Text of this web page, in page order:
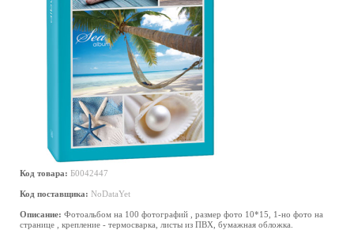
Код товара: Б0042447
Код поставщика: NoDataYet
Описание: Фотоальбом на 100 фотографий , размер фото 10*15, 1-но фото на
странице , крепление - термосварка, листы из ПВХ, бумажная обложка.